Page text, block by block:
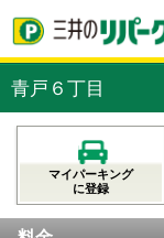
青戸６丁目
マイパーキング
に登録